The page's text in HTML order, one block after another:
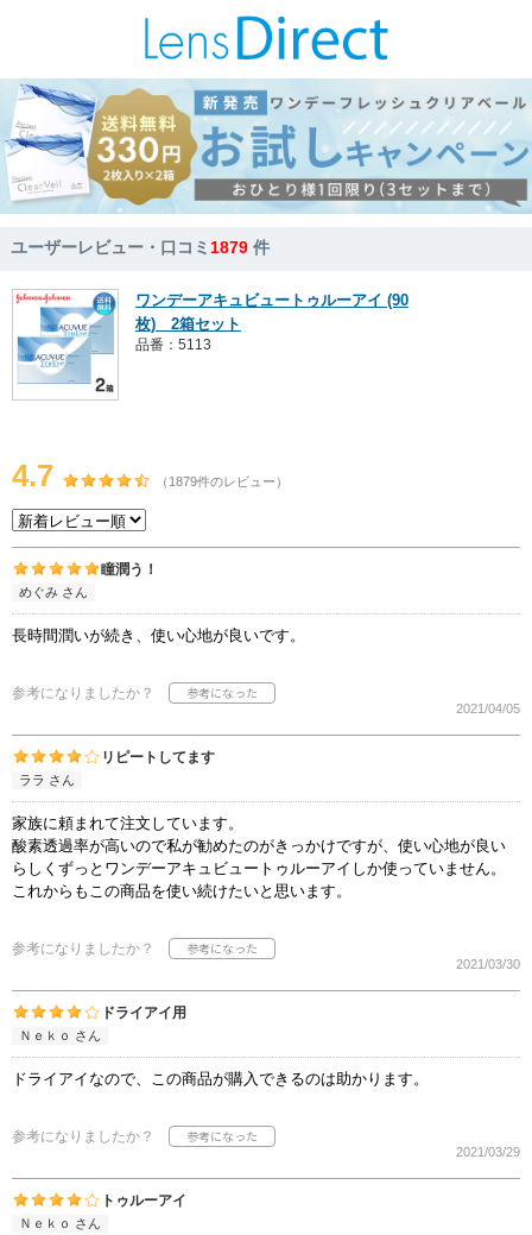
ユーザーレビュー・口コミ1879 件
ワンデーアキュビュートゥルーアイ (90
枚) 2箱セット
品番：5113
4.7 （1879件のレビュー）
瞳潤う！
めぐみ さん
長時間潤いが続き、使い心地が良いです。
参考になりましたか？
2021/04/05
リピートしてます
ララ さん
家族に頼まれて注文しています。
酸素透過率が高いので私が勧めたのがきっかけですが、使い心地が良い
らしくずっとワンデーアキュビュートゥルーアイしか使っていません。
これからもこの商品を使い続けたいと思います。
参考になりましたか？
2021/03/30
ドライアイ用
Ｎｅｋｏ さん
ドライアイなので、この商品が購入できるのは助かります。
参考になりましたか？
2021/03/29
トゥルーアイ
Ｎｅｋｏ さん